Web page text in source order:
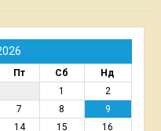
Пт Сб
Нд
1
2
7 8
9
14 15 16